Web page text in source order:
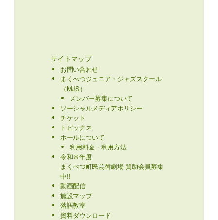
サイトマップ
お問い合わせ
まくべつジュニア・ジャズスクール
（MJS）
メンバー募集について
ソーシャルメディアポリシー
チケット
トピックス
ホールについて
利用料金・利用方法
令和８年度
まくべつ町民芸術劇場 賛助会員募集
中!!
動画配信
施設マップ
落語教室
資料ダウンロード